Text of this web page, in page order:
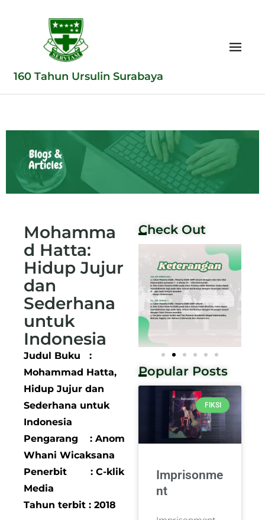
160 Tahun Ursulin Surabaya
Mohamma
d Hatta:
Hidup Jujur
dan
Sederhana
untuk
Indonesia
Judul Buku :
Mohammad Hatta,
Hidup Jujur dan
Sederhana untuk
Indonesia
Pengarang : Anom
Whani Wicaksana
Penerbit : C-klik
Media
Tahun terbit : 2018
Check Out
Popular Posts
FIKSI
Imprisonme
nt